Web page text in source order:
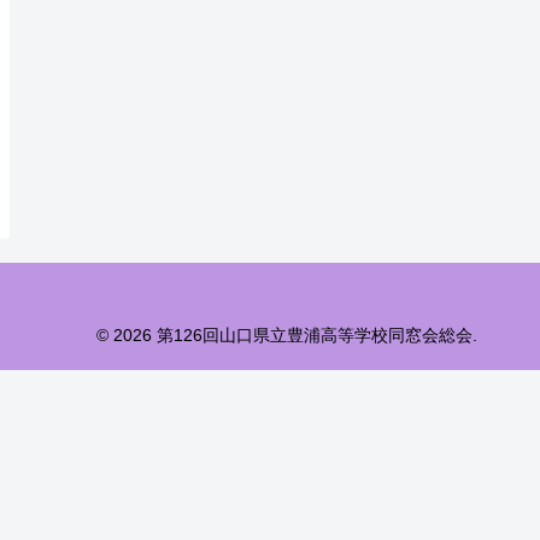
© 2026 第126回山口県立豊浦高等学校同窓会総会.